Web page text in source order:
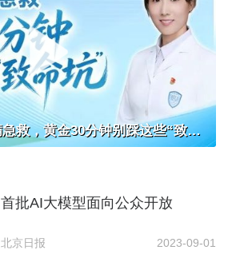
有医说医｜热射病急救，黄金30分钟别踩这些“致命坑”
首批AI大模型面向公众开放
北京日报 2023-09-01